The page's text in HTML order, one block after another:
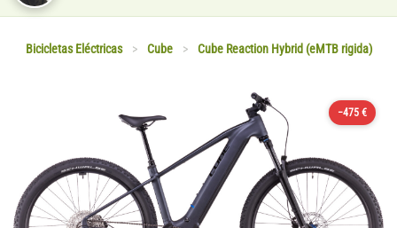
Bicicletas Eléctricas > Cube > Cube Reaction Hybrid (eMTB rigida)
−475 €